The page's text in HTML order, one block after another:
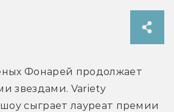
Фонарей продолжает
звездами. Variety
сыграет лауреат премии